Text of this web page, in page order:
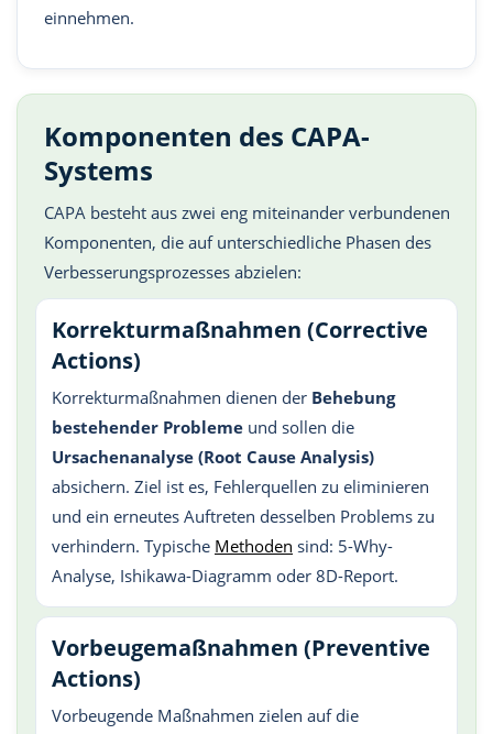
einnehmen.
Komponenten des CAPA-
Systems
CAPA besteht aus zwei eng miteinander verbundenen
Komponenten, die auf unterschiedliche Phasen des
Verbesserungsprozesses abzielen:
Korrekturmaßnahmen (Corrective
Actions)
Korrekturmaßnahmen dienen der Behebung
bestehender Probleme und sollen die
Ursachenanalyse (Root Cause Analysis)
absichern. Ziel ist es, Fehlerquellen zu eliminieren
und ein erneutes Auftreten desselben Problems zu
verhindern. Typische Methoden sind: 5-Why-
Analyse, Ishikawa-Diagramm oder 8D-Report.
Vorbeugemaßnahmen (Preventive
Actions)
Vorbeugende Maßnahmen zielen auf die